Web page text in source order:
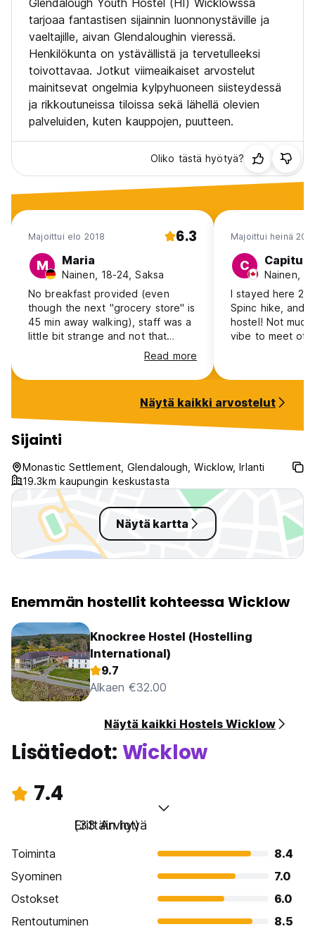
Glendalough Youth Hostel (HI) Wicklowssa
tarjoaa fantastisen sijainnin luonnonystäville ja
vaeltajille, aivan Glendaloughin vieressä.
Henkilökunta on ystävällistä ja tervetulleeksi
toivottavaa. Jotkut viimeaikaiset arvostelut
mainitsevat ongelmia kylpyhuoneen siisteydessä
ja rikkoutuneissa tiloissa sekä lähellä olevien
palveluiden, kuten kauppojen, puutteen.
Oliko tästä hyötyä?
Majoittui elo 2018 6.3
M Maria
Nainen, 18-24, Saksa
No breakfast provided (even
though the next "grocery store" is
45 min away walking), staff was a
little bit strange and not that
friendly and informed, but the
rooms have been okay, also the
cleanliness
Read more
Majoittui heinä
C Capitu
Nainen,
I stayed here 2
Spinc hike, and it
hostel! Not
vibe to meet
seating area to
for what is
the dorm rooms
down the road
and monastic
Näytä kaikki arvostelut
Sijainti
Monastic Settlement, Glendalough, Wicklow, Irlanti
19.3km kaupungin keskustasta
Näytä kartta
Enemmän hostellit kohteessa Wicklow
Knockree Hostel (Hostelling
International)
9.7
Alkaen €32.00
Näytä kaikki Hostels Wicklow
Lisätiedot: Wicklow
7.4
Erittäin hyvä
(33 Arviot)
Toiminta
8.4
Syominen
7.0
Ostokset
6.0
Rentoutuminen
8.5